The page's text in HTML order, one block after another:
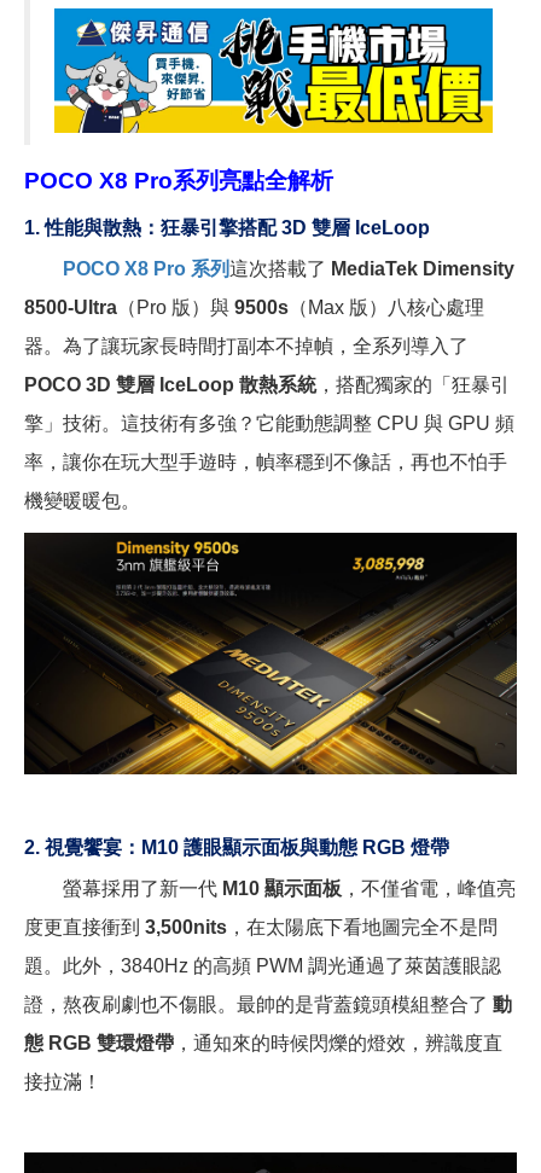
POCO X8 Pro系列亮點全解析
1.性能與散熱：狂暴引擎搭配 3D 雙層 IceLoop
POCO X8 Pro 系列這次搭載了 MediaTek Dimensity
8500-Ultra （Pro 版）與 9500s （Max 版）八核心處理
器。為了讓玩家長時間打副本不掉幀，全系列導入了
POCO 3D 雙層 IceLoop 散熱系統，搭配獨家的「狂暴引
擎」技術。這技術有多強？它能動態調整 CPU 與 GPU 頻
率，讓你在玩大型手遊時，幀率穩到不像話，再也不怕手
機變暖暖包。
2. 視覺饗宴：M10 護眼顯示面板與動態 RGB 燈帶
螢幕採用了新一代 M10 顯示面板 ，不僅省電，峰值亮
度更直接衝到 3,500nits ，在太陽底下看地圖完全不是問
題。此外，3840Hz 的高頻 PWM 調光通過了萊茵護眼認
證，熬夜刷劇也不傷眼。最帥的是背蓋鏡頭模組整合了 動
態 RGB 雙環燈帶 ，通知來的時候閃爍的燈效，辨識度直
接拉滿！